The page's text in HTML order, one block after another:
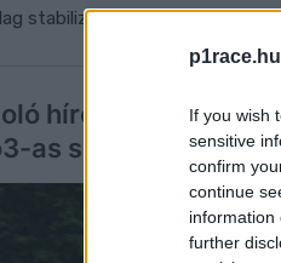
If you wish
sensitive
confirm
continue
information
further
stabilizálták az állapotát.